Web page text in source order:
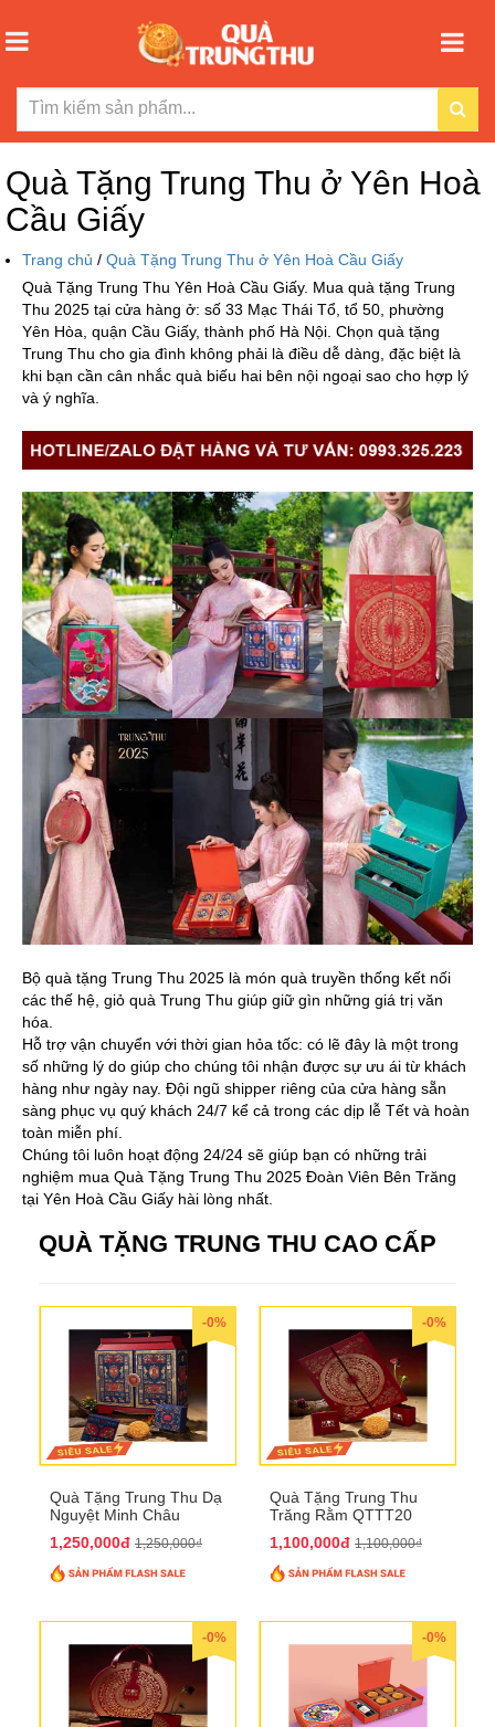
Quà Tặng Trung Thu ở Yên Hoà
Cầu Giấy
Trang chủ / Quà Tặng Trung Thu ở Yên Hoà Cầu Giấy
Quà Tặng Trung Thu Yên Hoà Cầu Giấy. Mua quà tặng Trung
Thu 2025 tại cửa hàng ở: số 33 Mạc Thái Tổ, tổ 50, phường
Yên Hòa, quận Cầu Giấy, thành phố Hà Nội. Chọn quà tặng
Trung Thu cho gia đình không phải là điều dễ dàng, đặc biệt là
khi bạn cần cân nhắc quà biếu hai bên nội ngoại sao cho hợp lý
và ý nghĩa.
Bộ quà tặng Trung Thu 2025 là món quà truyền thống kết nối
các thế hệ, giỏ quà Trung Thu giúp giữ gìn những giá trị văn
hóa.
Hỗ trợ vận chuyển với thời gian hỏa tốc: có lẽ đây là một trong
số những lý do giúp cho chúng tôi nhận được sự ưu ái từ khách
hàng như ngày nay. Đội ngũ shipper riêng của cửa hàng sẵn
sàng phục vụ quý khách 24/7 kể cả trong các dịp lễ Tết và hoàn
toàn miễn phí.
Chúng tôi luôn hoạt động 24/24 sẽ giúp bạn có những trải
nghiệm mua Quà Tặng Trung Thu 2025 Đoàn Viên Bên Trăng
tại Yên Hoà Cầu Giấy hài lòng nhất.
QUÀ TẶNG TRUNG THU CAO CẤP
-0%
Quà Tặng Trung Thu Dạ
Nguyệt Minh Châu
1,250,000đ 1,250,000₫
-0%
Quà Tặng Trung Thu
Trăng Rằm QTTT20
1,100,000đ 1,100,000₫
-0% -0%